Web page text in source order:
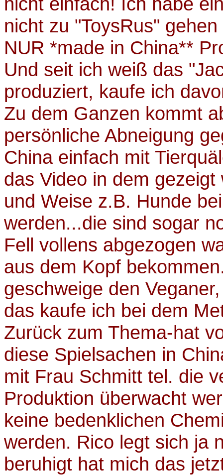
nicht zu "ToysRus"
NUR *made in China**
Und seit ich weiß das
produziert, kaufe ich
Zu dem Ganzen kommt
persönliche Abneigung
China einfach mit
das Video in dem
und Weise z.B. Hunde
werden...die sind sogar
Fell vollens abgezogen
aus dem Kopf
geschweige den
das kaufe ich bei dem
Zurück zum Thema-hat
diese Spielsachen in
mit Frau Schmitt tel. die
Produktion überwacht
keine bedenklichen
werden. Rico legt sich ja
beruhigt hat mich das